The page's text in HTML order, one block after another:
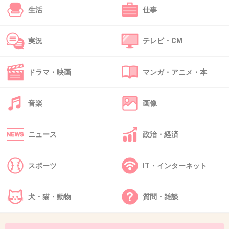
49. 匿名 2014/03/06(木) 22:48:29
という質問なら答えられる。
50. 匿名 2014/03/06(木) 22:48:35
+14
生活 仕事
実況 テレビ・CM
ドラマ・映画 マンガ・アニメ・本
音楽 画像
ニュース 政治・経済
スポーツ IT・インターネット
犬・猫・動物 質問・雑談